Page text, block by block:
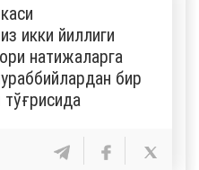
икки йиллиги
натижаларга
бир